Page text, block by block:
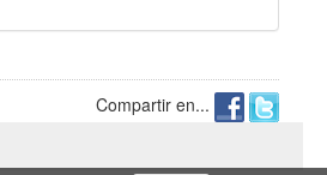
Compartir en...